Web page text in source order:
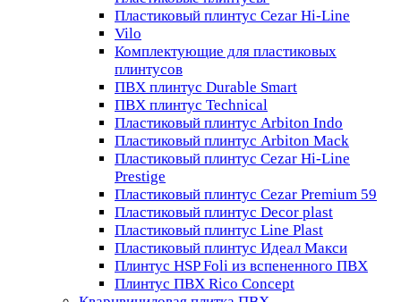
Пластиковый плинтус Cezar Hi-Line
Vilo
Комплектующие для пластиковых
плинтусов
ПВХ плинтус Durable Smart
ПВХ плинтус Technical
Пластиковый плинтус Arbiton Indo
Пластиковый плинтус Arbiton Mack
Пластиковый плинтус Cezar Hi-Line
Prestige
Пластиковый плинтус Cezar Premium 59
Пластиковый плинтус Decor plast
Пластиковый плинтус Line Plast
Пластиковый плинтус Идеал Макси
Плинтус HSP Foli из вспененного ПВХ
Плинтус ПВХ Rico Concept